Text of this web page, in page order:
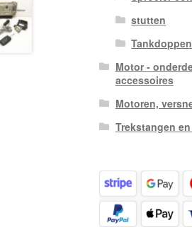
stutten
Tankdoppen
Motor -
accessoires
Motoren,
Trekstangen